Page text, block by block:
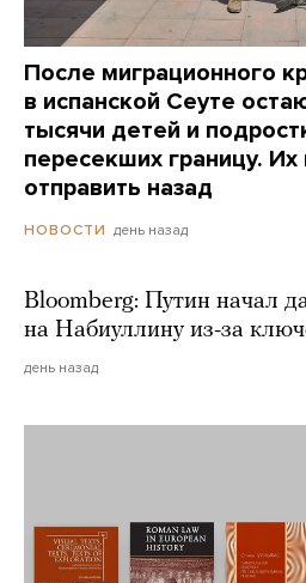
После миграционного
в испанской Сеуте
тысячи детей и
пересекших границу. Их
отправить назад
НОВОСТИ день назад
Bloomberg: Путин начал
на Набиуллину из-за
день назад